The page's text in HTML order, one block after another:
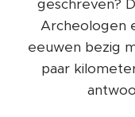
geschreven?
Archeologen
eeuwen bezig
paar